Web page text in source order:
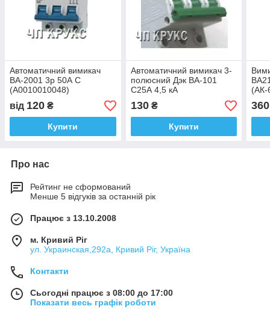
Автоматичний вимикач
ВА-2001 3р 50А С
(A0010010048)
від 120 ₴
Купити
Автоматичний вимикач 3-
полюсний Дэк ВА-101
С25А 4,5 кА
130₴
Купити
(АК-
360
Про нас
Рейтинг не сформований
Менше 5 відгуків за останній рік
Працює з 13.10.2008
м. Кривий Ріг
ул. Украинская,292а, Кривий Ріг, Україна
Контакти
Сьогодні працює з 08:00 до 17:00
Показати весь графік роботи